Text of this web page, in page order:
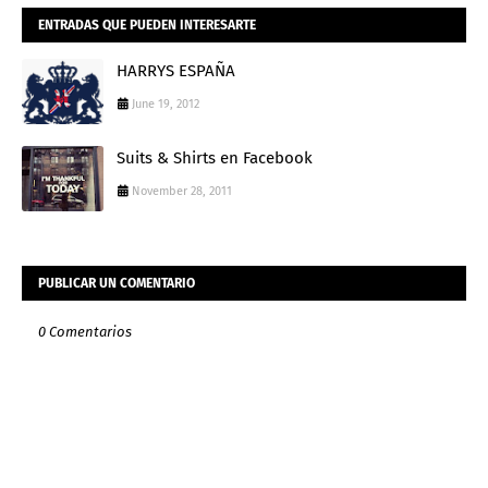
ENTRADAS QUE PUEDEN INTERESARTE
HARRYS ESPAÑA
June 19, 2012
Suits & Shirts en Facebook
November 28, 2011
PUBLICAR UN COMENTARIO
0 Comentarios